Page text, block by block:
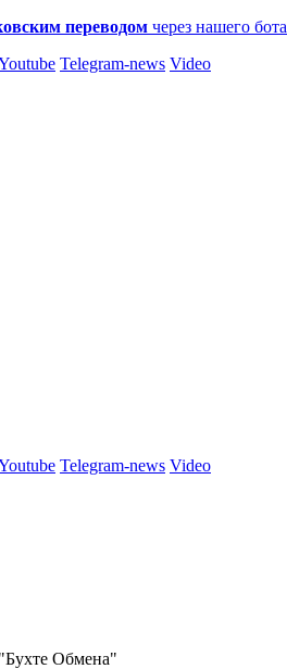
переводом через нашего
Telegram-news Video
Telegram-news Video
Обмена"